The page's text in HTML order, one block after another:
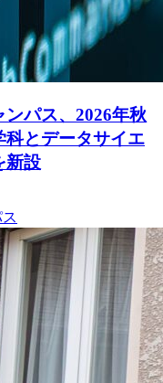
パス、2026年秋
科とデータサイエ
新設